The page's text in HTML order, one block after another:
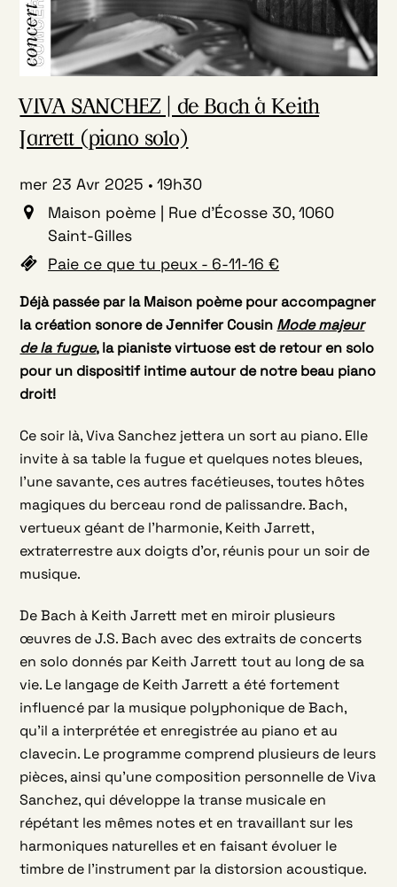
VIVA SANCHEZ | de Bach à Keith
Jarrett (piano solo)
mer 23 Avr 2025
19h30
Maison poème | Rue d'Écosse 30, 1060
Saint-Gilles
Paie ce que tu peux - 6-11-16 €
Déjà passée par la Maison poème pour accompagner
la création sonore de Jennifer Cousin Mode majeur
de la fugue, la pianiste virtuose est de retour en solo
pour un dispositif intime autour de notre beau piano
droit!
Ce soir là,VivaSanchez jettera un sort au piano. Elle
invite à sa table la fugue et quelques notes bleues,
l’une savante, ces autres facétieuses, toutes hôtes
magiques du berceau rond de palissandre. Bach,
vertueux géant de l’harmonie, Keith Jarrett,
extraterrestre aux doigts d’or, réunis pour un soir de
musique.
De Bach à Keith Jarrett met en miroir plusieurs
œuvres de J.S. Bach avec des extraits de concerts
en solo donnés par Keith Jarrett tout au long de sa
vie. Le langage de Keith Jarrett a été fortement
influencé par la musique polyphonique de Bach,
qu’il a interprétée et enregistrée au piano et au
clavecin. Le programme comprend plusieurs de leurs
pièces, ainsi qu’une composition personnelle deViva
Sanchez, qui développe la transe musicale en
répétant les mêmes notes et en travaillant sur les
harmoniques naturelles et en faisant évoluer le
timbre de l’instrument par la distorsion acoustique.